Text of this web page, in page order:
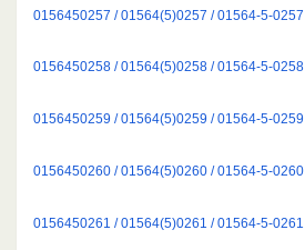
0156450257 / 01564(5)0257 / 01564-5-0257
0156450258 / 01564(5)0258 / 01564-5-0258
0156450259 / 01564(5)0259 / 01564-5-0259
0156450260 / 01564(5)0260 / 01564-5-0260
0156450261 / 01564(5)0261 / 01564-5-0261